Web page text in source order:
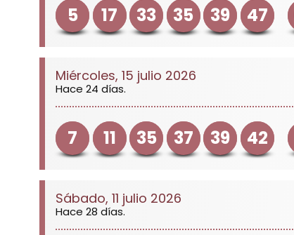
5 17 33 35 39 47
Miércoles, 15 julio 2026
Hace 24 días.
7 11 35 37 39 42
Sábado, 11 julio 2026
Hace 28 días.